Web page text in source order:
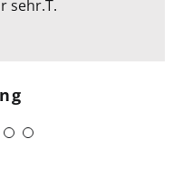
sehr.T.
Weiter so !